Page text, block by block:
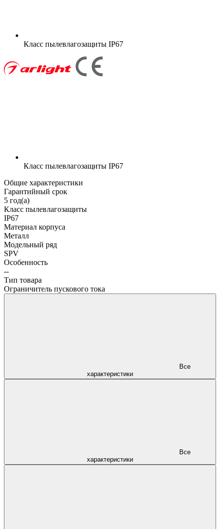
Класс пылевлагозащиты IP67
Класс пылевлагозащиты IP67
Общие характеристики
Гарантийный срок
5 год(а)
Класс пылевлагозащиты
IP67
Материал корпуса
Металл
Модельный ряд
SPV
Особенность
--
Тип товара
Ограничитель пускового тока
характеристики
характеристики